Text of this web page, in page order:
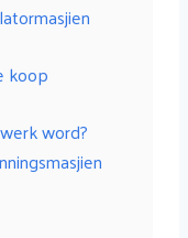
koop
word?